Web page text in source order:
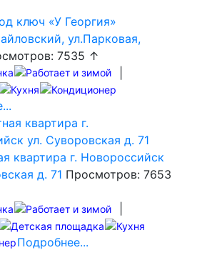
ключ «У Георгия»
ул.Парковая,
7535 ↑
квартира г. Новороссийск
д. 71 Просмотров: 7653
Подробнее...